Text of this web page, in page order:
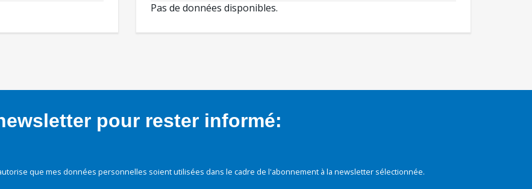
Pas de données disponibles.
pour rester informé:
que mes données personnelles soient utilisées dans le cadre de l'abonnement à la newsletter sélectionnée.